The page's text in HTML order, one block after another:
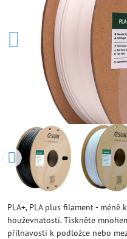
PLA+, PLA plus filament -
houževnatostí. Tiskněte
přilnavostí k podložce nebo